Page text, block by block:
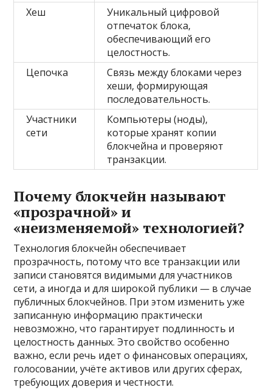
Хеш
Уникальный цифровой
отпечаток блока,
обеспечивающий его
целостность.
Цепочка
Связь между блоками через
хеши, формирующая
последовательность.
Участники
сети
Компьютеры (ноды),
которые хранят копии
блокчейна и проверяют
транзакции.
Почему блокчейн называют
«прозрачной» и
«неизменяемой» технологией?
Технология блокчейн обеспечивает
прозрачность, потому что все транзакции или
записи становятся видимыми для участников
сети, а иногда и для широкой публики — в случае
публичных блокчейнов. При этом изменить уже
записанную информацию практически
невозможно, что гарантирует подлинность и
целостность данных. Это свойство особенно
важно, если речь идет о финансовых операциях,
голосовании, учёте активов или других сферах,
требующих доверия и честности.